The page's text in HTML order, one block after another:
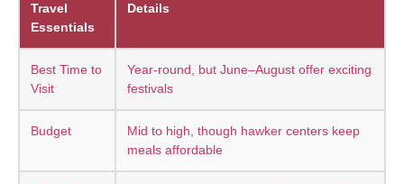
Travel
Essentials
Details
Best Time to
Visit
Year-round, but June–August offer exciting
festivals
Budget
Mid to high, though hawker centers keep
meals affordable